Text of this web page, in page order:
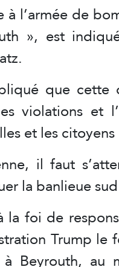
à l’armée de
», est
que
violations et
et les citoyens
il faut
la banlieue
foi de
Trump le
Beyrouth, au